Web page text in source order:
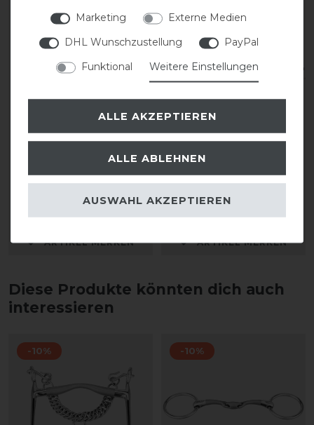
ARTIKEL MERKEN
Euroriding Anti Slip
Zügel Biarritz, Euro Club
17,95 € *
ARTIKEL MERKEN
Diese Produkte könnten dich auch
interessieren
-10% -10%
Marketing
Externe Medien
DHL Wunschzustellung
PayPal
Funktional
Weitere Einstellungen
ALLE AKZEPTIEREN
ALLE ABLEHNEN
AUSWAHL AKZEPTIEREN